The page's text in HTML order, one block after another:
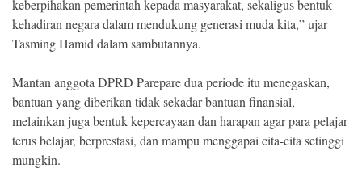
keberpihakan pemerintah kepada masyarakat, sekaligus bentuk
kehadiran negara dalam mendukung generasi muda kita,” ujar
Tasming Hamid dalam sambutannya.
Mantan anggota DPRD Parepare dua periode itu menegaskan,
bantuan yang diberikan tidak sekadar bantuan finansial,
melainkan juga bentuk kepercayaan dan harapan agar para pelajar
terus belajar, berprestasi, dan mampu menggapai cita-cita setinggi
mungkin.